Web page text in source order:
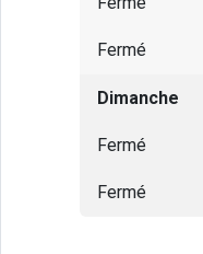
Fermé
Dimanche
Fermé
Fermé